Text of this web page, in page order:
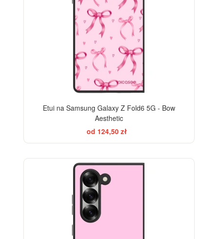
Etui na Samsung Galaxy Z Fold6 5G - Bow
Aesthetic
od 124,50 zł